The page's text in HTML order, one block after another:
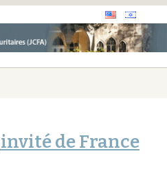
de France